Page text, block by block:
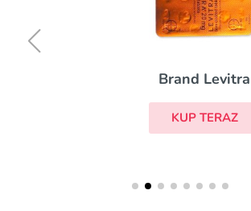
Brand Levitra
KUP TERAZ